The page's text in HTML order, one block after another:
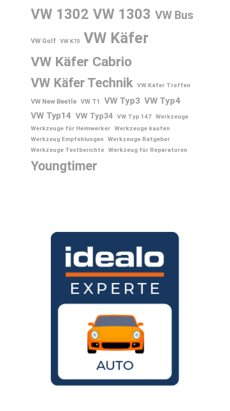
VW 1302 VW 1303 VW Bus
VW Golf VW K70 VW Käfer
VW Käfer Cabrio
VW Käfer Technik VW Käfer Treffen
VW New Beetle VW T1 VW Typ3 VW Typ4
VW Typ14 VW Typ34 VW Typ 147 Werkzeuge
Werkzeuge für Heimwerker Werkzeuge kaufen
Werkzeug Empfehlungen
Werkzeuge Ratgeber
Werkzeuge Testberichte Werkzeug für Reparaturen
Youngtimer